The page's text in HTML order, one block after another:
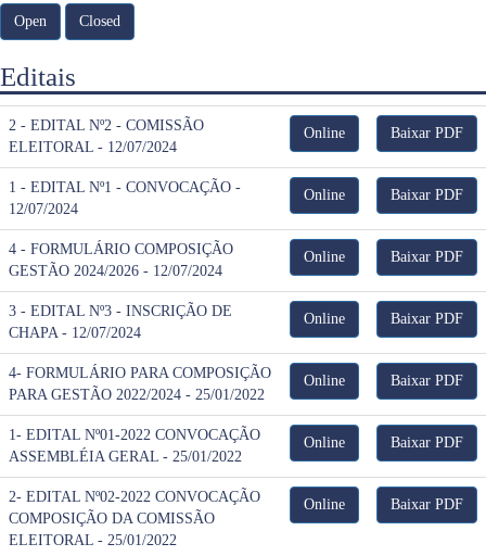
Open Closed
Editais
2 - EDITAL Nº2 - COMISSÃO
ELEITORAL - 12/07/2024
Online Baixar PDF
1 - EDITAL Nº1 - CONVOCAÇÃO -
12/07/2024
Online Baixar PDF
4 - FORMULÁRIO COMPOSIÇÃO
GESTÃO 2024/2026 - 12/07/2024
Online Baixar PDF
3 - EDITAL Nº3 - INSCRIÇÃO DE
CHAPA - 12/07/2024
Online Baixar PDF
4- FORMULÁRIO PARA COMPOSIÇÃO
PARA GESTÃO 2022/2024 - 25/01/2022
Online Baixar PDF
1- EDITAL Nº01-2022 CONVOCAÇÃO
ASSEMBLÉIA GERAL - 25/01/2022
Online Baixar PDF
2- EDITAL Nº02-2022 CONVOCAÇÃO
COMPOSIÇÃO DA COMISSÃO
ELEITORAL - 25/01/2022
Online Baixar PDF